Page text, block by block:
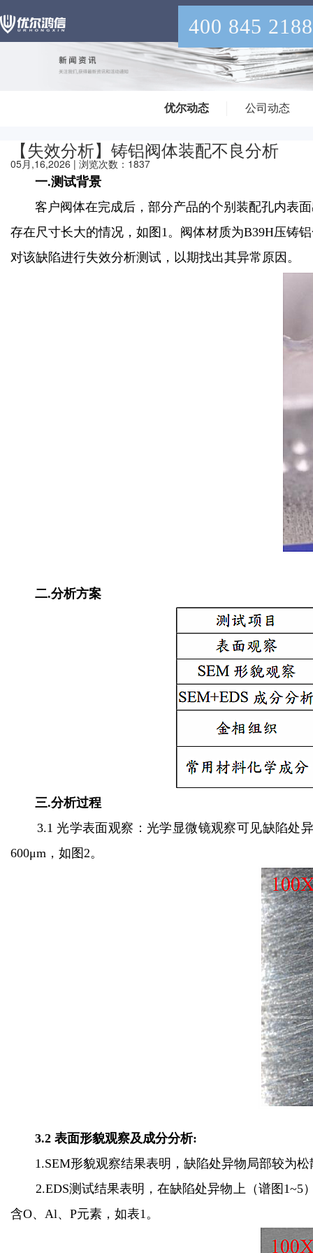
400 845 2188
优尔动态 公司动态
【失效分析】铸铝阀体装配不良分析
05月,16,2026 | 浏览次数：1837
一.测试背景
客户阀体在完成后，部分产品的个别装配孔内表
存在尺寸长大的情况，如图1。阀体材质为B39H压
对该缺陷进行失效分析测试，以期找出其异常原因。
二.分析方案
三.分析过程
3.1 光学表面观察：光学显微镜观察可见缺陷处
600μm，如图2。
3.2 表面形貌观察及成分分析:
1.SEM形貌观察结果表明，缺陷处异物局部较为
2.EDS测试结果表明，在缺陷处异物上（谱图1~5
含O、Al、P元素，如表1。